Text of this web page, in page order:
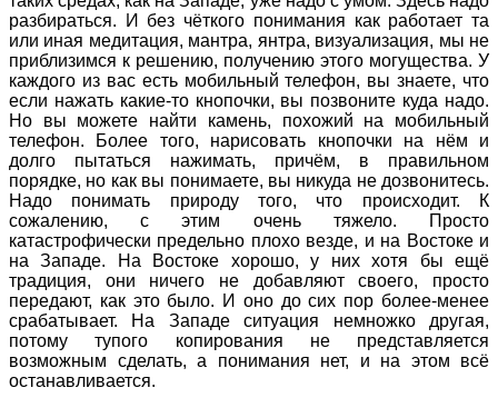
разбираться. И без чёткого понимания как работает та
или иная медитация, мантра, янтра, визуализация, мы не
приблизимся к решению, получению этого могущества. У
каждого из вас есть мобильный телефон, вы знаете, что
если нажать какие-то кнопочки, вы позвоните куда надо.
Но вы можете найти камень, похожий на мобильный
телефон. Более того, нарисовать кнопочки на нём и
долго пытаться нажимать, причём, в правильном
порядке, но как вы понимаете, вы никуда не дозвонитесь.
Надо понимать природу того, что происходит. К
сожалению, с этим очень тяжело. Просто
катастрофически предельно плохо везде, и на Востоке и
на Западе. На Востоке хорошо, у них хотя бы ещё
традиция, они ничего не добавляют своего, просто
передают, как это было. И оно до сих пор более-менее
срабатывает. На Западе ситуация немножко другая,
потому тупого копирования не представляется
возможным сделать, а понимания нет, и на этом всё
останавливается.